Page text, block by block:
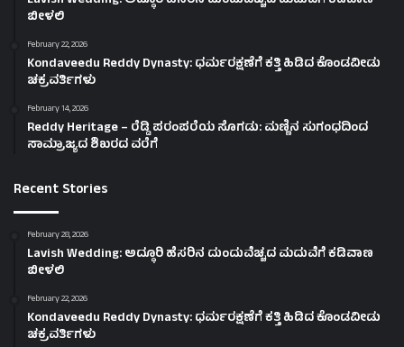
ಬೀಳಲಿ
February 22, 2026
Kondaveedu Reddy Dynasty: ಧರ್ಮರಕ್ಷಣೆಗೆ ಕತ್ತಿ ಹಿಡಿದ ಕೊಂಡವೀಡು
ಚಕ್ರವರ್ತಿಗಳು
February 14, 2026
Reddy Heritage – ರೆಡ್ಡಿ ಪರಂಪರೆಯ ಸೊಗಡು: ಮಣ್ಣಿನ ಸುಗಂಧದಿಂದ
ಸಾಮ್ರಾಜ್ಯದ ಶಿಖರದ ವರೆಗೆ
Recent Stories
February 28, 2026
Lavish Wedding: ಅದ್ಧೂರಿ ಹೆಸರಿನ ದುಂದುವೆಚ್ಚದ ಮದುವೆಗೆ ಕಡಿವಾಣ
ಬೀಳಲಿ
February 22, 2026
Kondaveedu Reddy Dynasty: ಧರ್ಮರಕ್ಷಣೆಗೆ ಕತ್ತಿ ಹಿಡಿದ ಕೊಂಡವೀಡು
ಚಕ್ರವರ್ತಿಗಳು